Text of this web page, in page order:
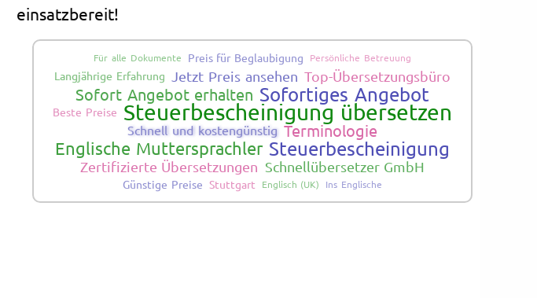
einsatzbereit!
Für alle Dokumente Preis für Beglaubigung Persönliche Betreuung
Langjährige Erfahrung Jetzt Preis ansehen Top-Übersetzungsbüro
Sofort Angebot erhalten Sofortiges Angebot
Beste Preise Steuerbescheinigung übersetzen
Schnell und kostengünstig Terminologie
Englische Muttersprachler Steuerbescheinigung
Zertifizierte Übersetzungen Schnellübersetzer GmbH
Günstige Preise Stuttgart Englisch (UK) Ins Englische